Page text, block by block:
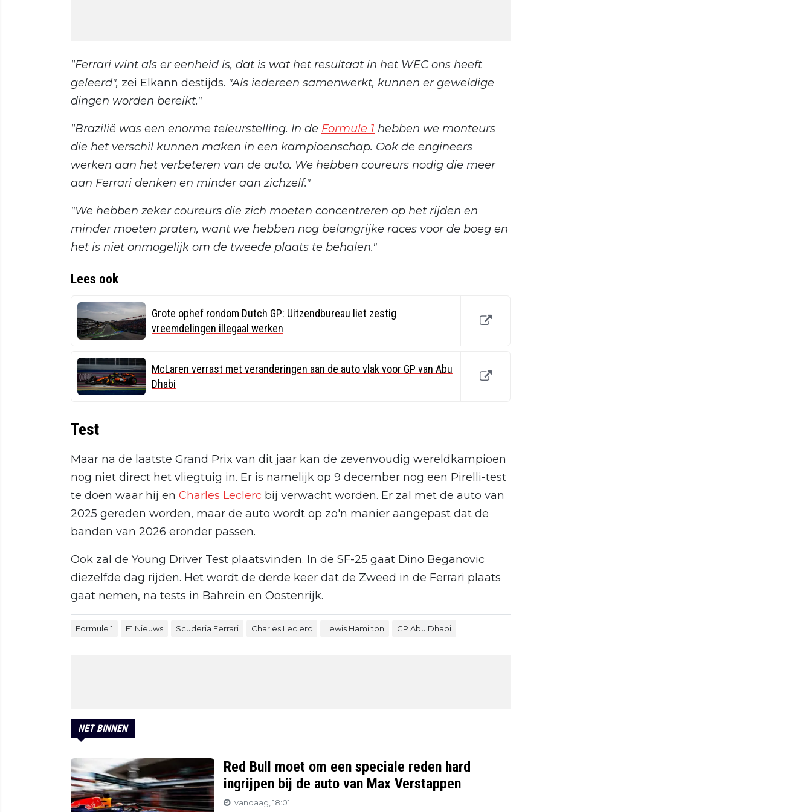
"Ferrari wint als er eenheid is, dat is wat het resultaat in het WEC ons heeft
geleerd", zei Elkann destijds. "Als iedereen samenwerkt, kunnen er geweldige
dingen worden bereikt."
"Brazilië was een enorme teleurstelling. In de Formule 1 hebben we monteurs
die het verschil kunnen maken in een kampioenschap. Ook de engineers
werken aan het verbeteren van de auto. We hebben coureurs nodig die meer
aan Ferrari denken en minder aan zichzelf."
"We hebben zeker coureurs die zich moeten concentreren op het rijden en
minder moeten praten, want we hebben nog belangrijke races voor de boeg en
het is niet onmogelijk om de tweede plaats te behalen."
Lees ook
Grote ophef rondom Dutch GP: Uitzendbureau liet zestig
vreemdelingen illegaal werken
McLaren verrast met veranderingen aan de auto vlak voor GP van Abu
Dhabi
Test
Maar na de laatste Grand Prix van dit jaar kan de zevenvoudig wereldkampioen
nog niet direct het vliegtuig in. Er is namelijk op 9 december nog een Pirelli-test
te doen waar hij en Charles Leclerc bij verwacht worden. Er zal met de auto van
2025 gereden worden, maar de auto wordt op zo'n manier aangepast dat de
banden van 2026 eronder passen.
Ook zal de Young Driver Test plaatsvinden. In de SF-25 gaat Dino Beganovic
diezelfde dag rijden. Het wordt de derde keer dat de Zweed in de Ferrari plaats
gaat nemen, na tests in Bahrein en Oostenrijk.
Formule 1 F1 Nieuws Scuderia Ferrari Charles Leclerc Lewis Hamilton GP Abu Dhabi
NET BINNEN
Red Bull moet om een speciale reden hard
ingrijpen bij de auto van Max Verstappen
vandaag, 18:01